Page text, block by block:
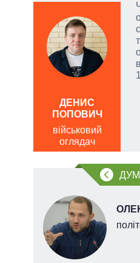
ДЕНИС
ПОПОВИЧ
військовий
оглядач